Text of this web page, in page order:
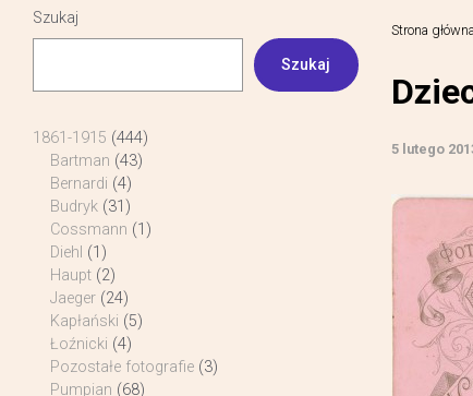
Strona główna
5 lutego
Szukaj
Szukaj
1861-1915 (444)
Bartman (43)
Bernardi (4)
Budryk (31)
Cossmann (1)
Diehl (1)
Haupt (2)
Jaeger (24)
Kapłański (5)
Łoźnicki (4)
Pozostałe fotografie (3)
Pumpian (68)